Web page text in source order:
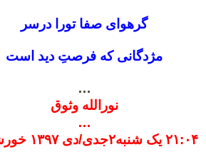
گرهواى صفا تورا درسر
مژدگانى که فرصتِ دید است
…
نورالله وثوق
…
٢١:٠۴ یک شنبه٢جدى/دى ١٣٩٧ خورشیدى